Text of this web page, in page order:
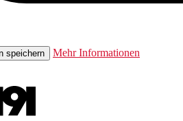
speichern
Mehr Informationen